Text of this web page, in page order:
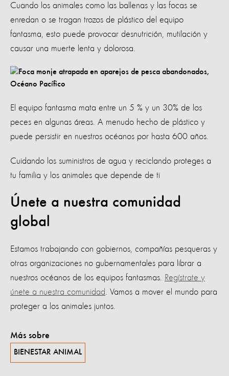
Cuando los animales como las ballenas y las focas se
enredan o se tragan trozos de plástico del equipo
fantasma, esto puede provocar desnutrición, mutilación y
causar una muerte lenta y dolorosa.
El equipo fantasma mata entre un 5 % y un 30% de los
peces en algunas áreas. A menudo hecho de plástico y
puede persistir en nuestros océanos por hasta 600 años.
Cuidando los suministros de agua y reciclando proteges a
tu familia y los animales que depende de ti
Únete a nuestra comunidad
global
Estamos trabajando con gobiernos, compañías pesqueras y
otras organizaciones no gubernamentales para librar a
nuestros océanos de los equipos fantasmas.
Regístrate y
únete a nuestra comunidad . Vamos a mover el mundo para
proteger a los animales juntos.
Más sobre
BIENESTAR ANIMAL